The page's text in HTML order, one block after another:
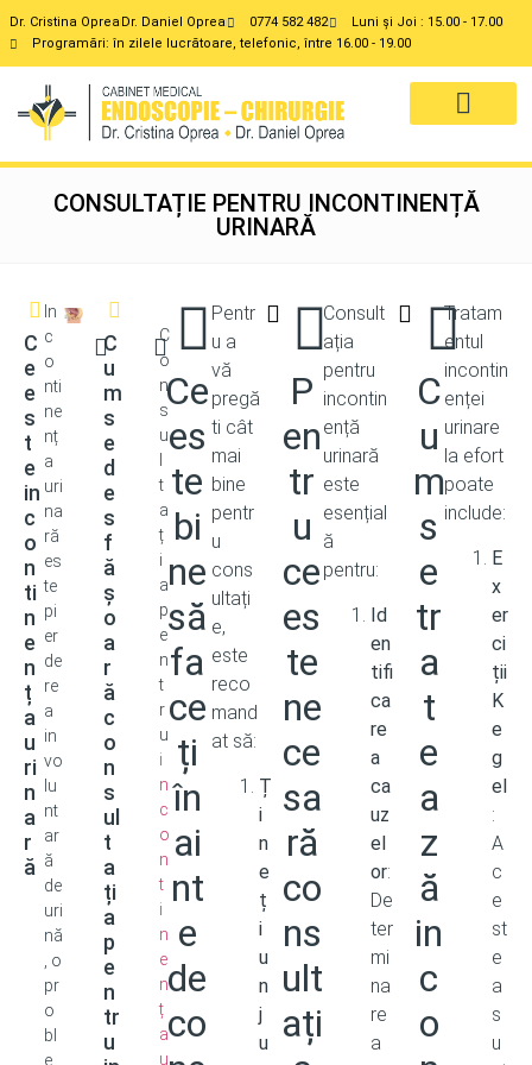
Dr. Cristina OpreaDr. Daniel Oprea 0774 582 482
Luni și Joi : 15.00 - 17.00
Programări: în zilele lucrătoare, telefonic, între 16.00 - 19.00
CONSULTAȚIE PENTRU INCONTINENȚĂ
URINARĂ
C
e
e
s
t
e
in
c
o
n
ti
n
e
n
ț
a
u
ri
n
a
r
ă
In
c
o
nti
ne
nț
a
uri
na
ră
es
te
pi
er
de
re
a
in
vo
lu
nt
ar
ă
de
uri
nă
, o
pr
o
bl
e
C
u
m
s
e
d
e
s
f
ă
ș
o
a
r
ă
c
o
n
s
ul
t
a
ți
a
p
e
n
tr
u
C
o
n
s
u
t
a
ț
i
a
p
e
n
t
r
u
i
n
c
o
n
t
i
n
e
n
ț
a
u
Ce
es
te
bi
ne
să
fa
ce
ți
în
ai
nt
e
de
co
Pentr
u a
vă
pregă
ti cât
mai
bine
pentr
u
cons
ultați
e,
este
reco
mand
at să:
Ț
i
n
e
ț
i
u
n
j
u
P
en
tr
u
ce
es
te
ne
ce
sa
ră
co
ns
ult
ați
Consult
ația
pentru
incontin
ență
urinară
este
esențial
ă
pentru:
Id
en
tifi
ca
re
a
ca
uz
el
or:
De
ter
mi
na
re
a
C
u
m
s
e
tr
a
t
e
a
z
ă
in
c
o
Tratam
entul
incontin
enței
urinare
la efort
poate
include:
E
x
er
ci
ții
K
e
g
el
:
A
c
e
st
e
a
s
u